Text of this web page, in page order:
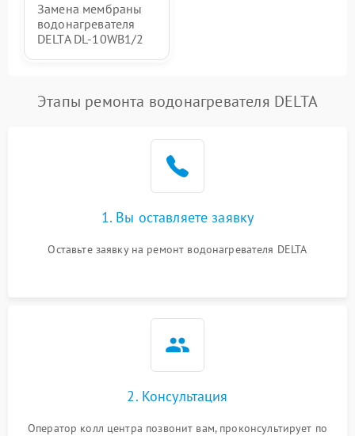
Замена мембраны
водонагревателя
DELTA DL-10WB1/2
Этапы ремонта водонагревателя DELTA
1. Вы оставляете заявку
Оставьте заявку на ремонт водонагревателя DELTA
2. Консультация
Оператор колл центра позвонит вам, проконсультирует по